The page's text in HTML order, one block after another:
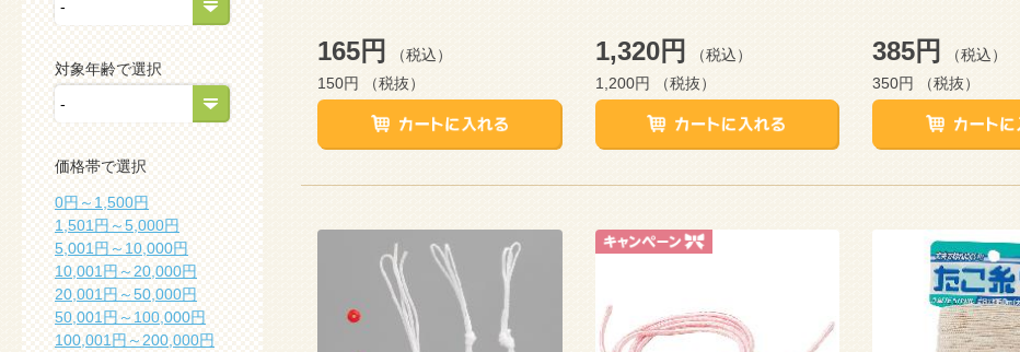
対象年齢で選択
価格帯で選択
0円～1,500円
1,501円～5,000円
5,001円～10,000円
10,001円～20,000円
20,001円～50,000円
50,001円～100,000円
100,001円～200,000円
165円
（税込）
150円
（税抜）
1,320円
（税込）
1,200円
（税抜）
385円
（税込）
350円
（税抜）